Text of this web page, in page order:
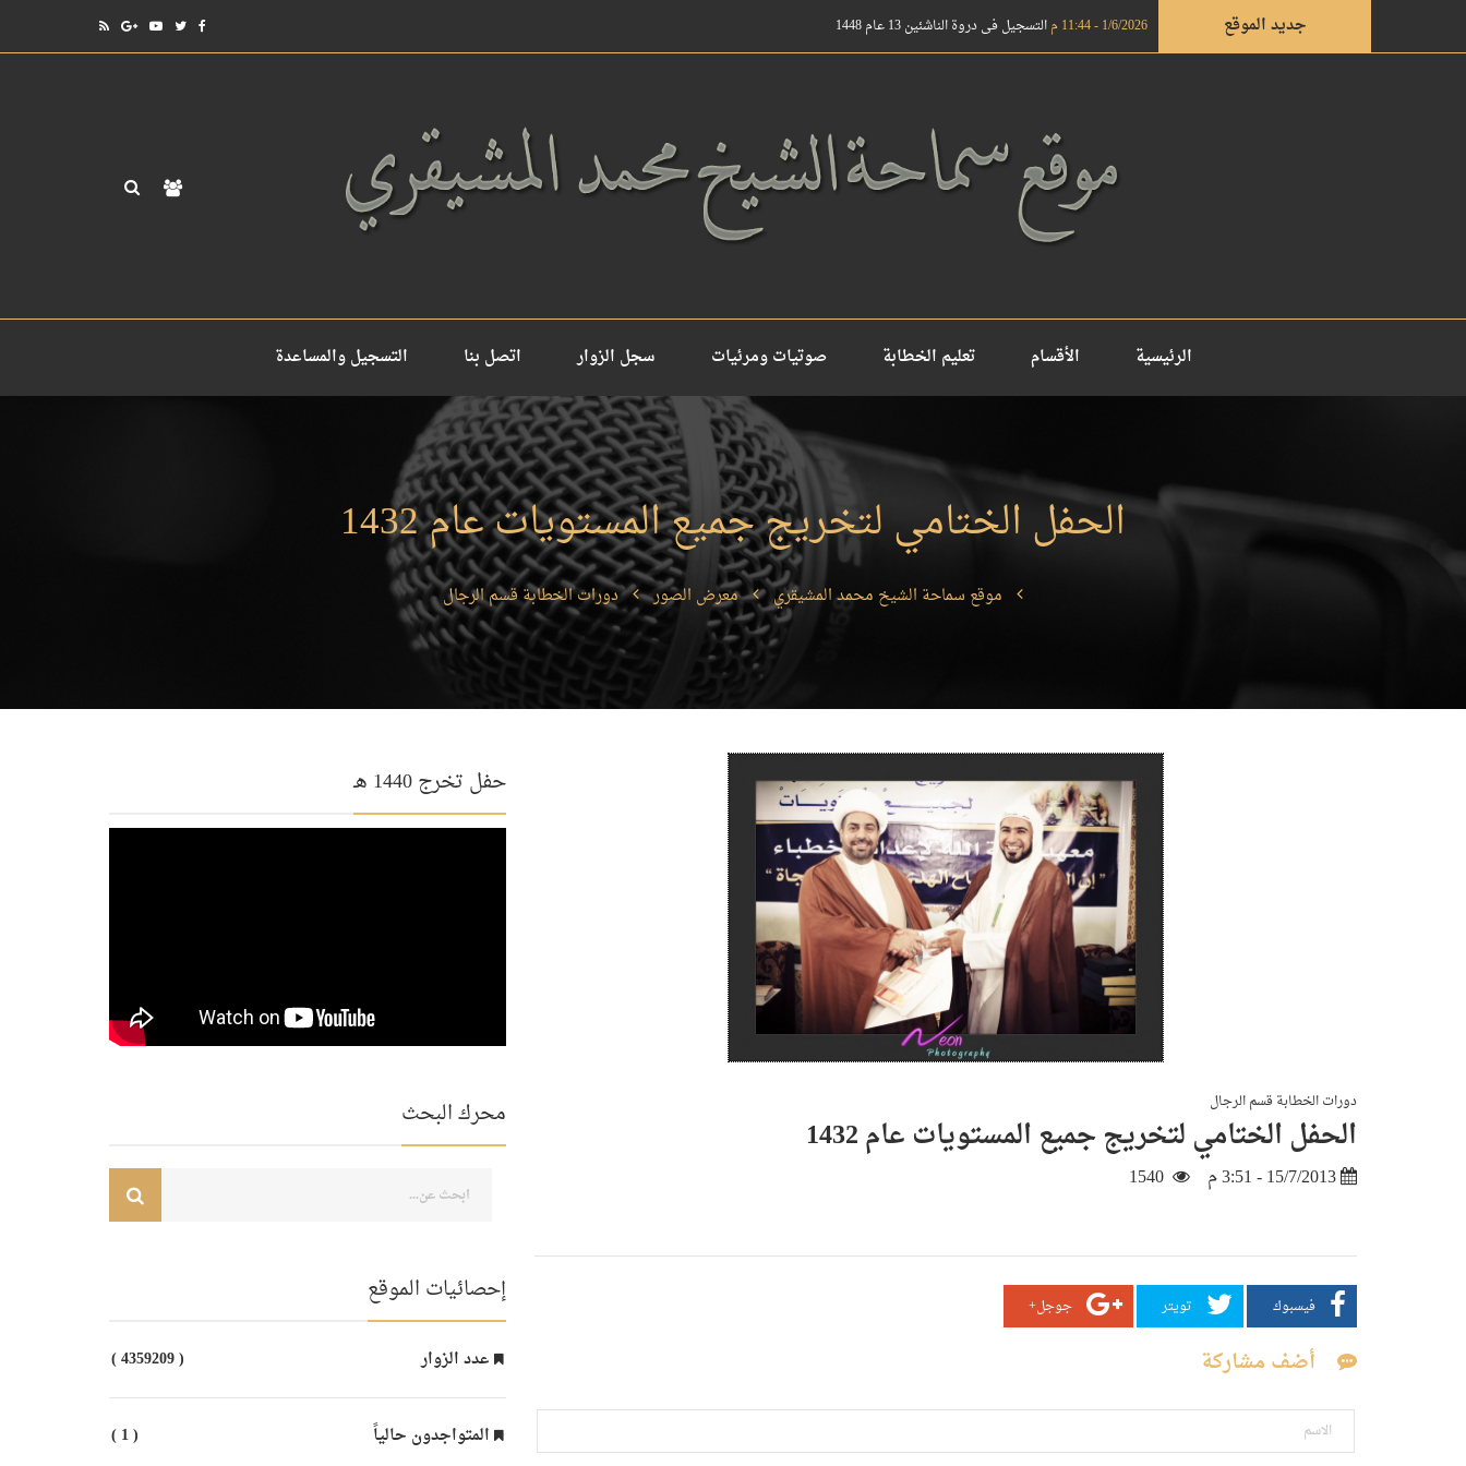
جديد الموقع 1/6/2026 - 11:44 م التسجيل في دروة الناشئين 13 عام 1448
الرئيسية الأقسام تعليم الخطابة صوتيات ومرئيات سجل الزوار اتصل بنا التسجيل والمساعدة
الحفل الختامي لتخريج جميع المستويات عام 1432
موقع سماحة الشيخ محمد المشيقري معرض الصور دورات الخطابة قسم الرجال
دورات الخطابة قسم الرجال
الحفل الختامي لتخريج جميع المستويات عام 1432
15/7/2013 - 3:51 م 1540
فيسبوك تويتر جوجل+
أضف مشاركة
حفل تخرج 1440 هـ
محرك البحث
إحصائيات الموقع
عدد الزوار ( 4359209 )
المتواجدون حالياً ( 1 )